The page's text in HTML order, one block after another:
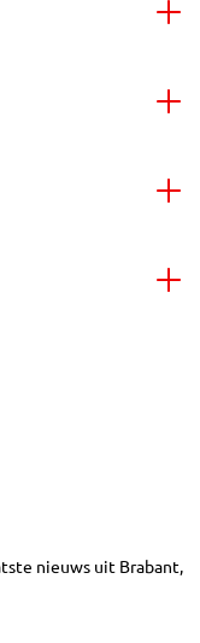
nieuws uit Brabant,